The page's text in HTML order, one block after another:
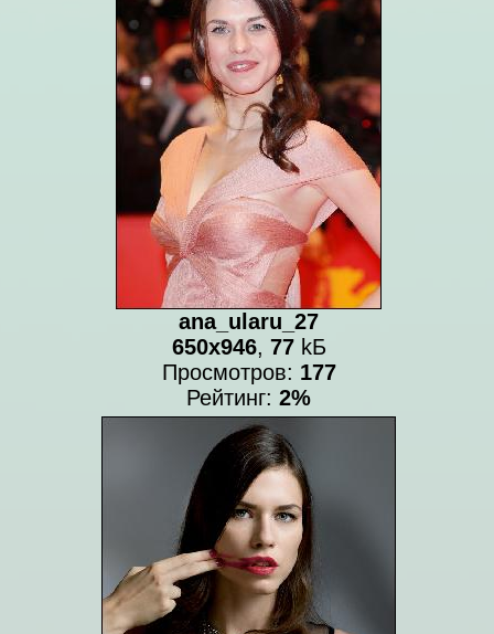
ana_ularu_27
650x946, 77kБ
Просмотров: 177
Рейтинг: 2%